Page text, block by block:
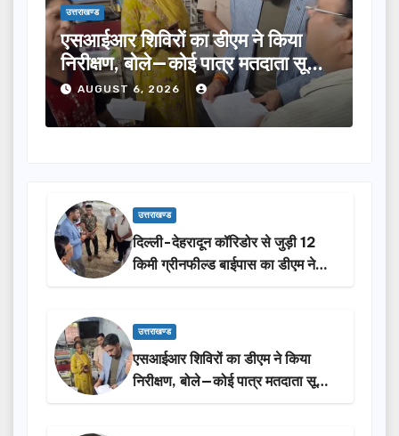
उत्तराखण्ड
तीलू रौतेली पुरस्कार के लिए 13 महिलाओं
का चयन, 35 आंगनबाड़ी कार्यकर्तियां भी
होंगी सम्मानित…
AUGUST 6, 2026
उत्तराखण्ड
दिल्ली-देहरादून कॉरिडोर से जुड़ी 12
किमी ग्रीनफील्ड बाईपास का डीएम ने
किया निरीक्षण…
उत्तराखण्ड
एसआईआर शिविरों का डीएम ने किया
निरीक्षण, बोले—कोई पात्र मतदाता सूची
से न छूटे…